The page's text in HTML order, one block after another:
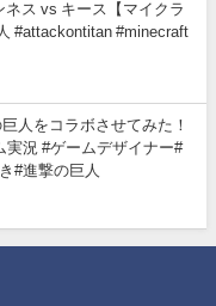
ス vs キース【マイクラ
#attackontitan #minecraft
人をコラボさせてみた！
実況 #ゲームデザイナー#
#進撃の巨人